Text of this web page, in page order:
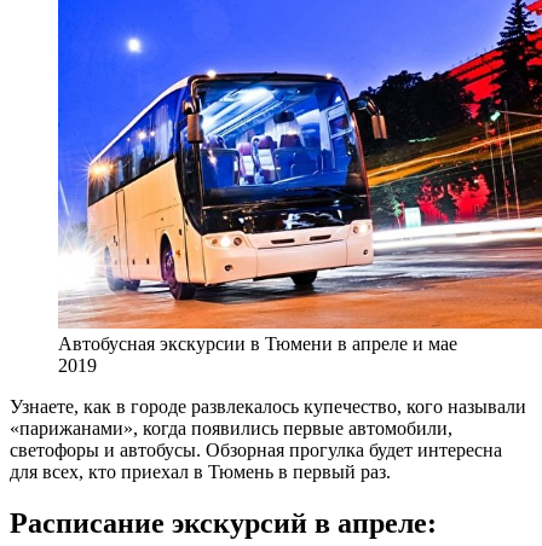
Автобусная экскурсии в Тюмени в апреле и мае
2019
Узнаете, как в городе развлекалось купечество, кого называли
«парижанами», когда появились первые автомобили,
светофоры и автобусы. Обзорная прогулка будет интересна
для всех, кто приехал в Тюмень в первый раз.
Расписание экскурсий в апреле: